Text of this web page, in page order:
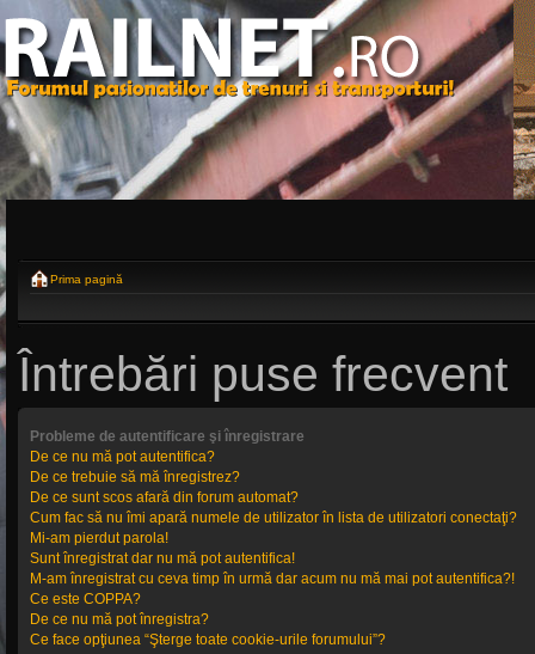
Prima pagină
Întrebări puse frecvent
Probleme de autentificare şi înregistrare
De ce nu mă pot autentifica?
De ce trebuie să mă înregistrez?
De ce sunt scos afară din forum automat?
Cum fac să nu îmi apară numele de utilizator în lista de utilizatori conectaţi?
Mi-am pierdut parola!
Sunt înregistrat dar nu mă pot autentifica!
M-am înregistrat cu ceva timp în urmă dar acum nu mă mai pot autentifica?!
Ce este COPPA?
De ce nu mă pot înregistra?
Ce face opţiunea “Şterge toate cookie-urile forumului”?